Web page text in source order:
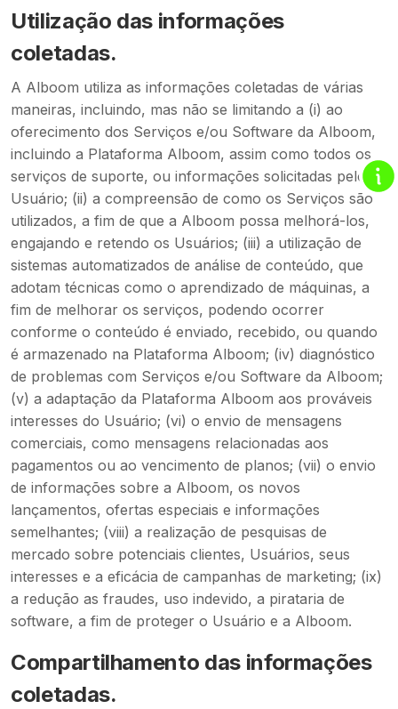
Utilização das informações
coletadas.
A Alboom utiliza as informações coletadas de várias
maneiras, incluindo, mas não se limitando a (i) ao
oferecimento dos Serviços e/ou Software da Alboom,
incluindo a Plataforma Alboom, assim como todos os
serviços de suporte, ou informações solicitadas pelo
Usuário; (ii) a compreensão de como os Serviços são
utilizados, a fim de que a Alboom possa melhorá-los,
engajando e retendo os Usuários; (iii) a utilização de
sistemas automatizados de análise de conteúdo, que
adotam técnicas como o aprendizado de máquinas, a
fim de melhorar os serviços, podendo ocorrer
conforme o conteúdo é enviado, recebido, ou quando
é armazenado na Plataforma Alboom; (iv) diagnóstico
de problemas com Serviços e/ou Software da Alboom;
(v) a adaptação da Plataforma Alboom aos prováveis
interesses do Usuário; (vi) o envio de mensagens
comerciais, como mensagens relacionadas aos
pagamentos ou ao vencimento de planos; (vii) o envio
de informações sobre a Alboom, os novos
lançamentos, ofertas especiais e informações
semelhantes; (viii) a realização de pesquisas de
mercado sobre potenciais clientes, Usuários, seus
interesses e a eficácia de campanhas de marketing; (ix)
a redução as fraudes, uso indevido, a pirataria de
software, a fim de proteger o Usuário e a Alboom.
Compartilhamento das informações
coletadas.